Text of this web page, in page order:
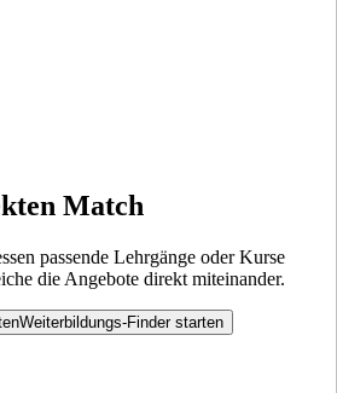
Match
passende Lehrgänge oder Kurse
die Angebote direkt miteinander.
Weiterbildungs-Finder starten